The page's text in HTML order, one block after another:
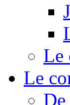
Le
Le
De